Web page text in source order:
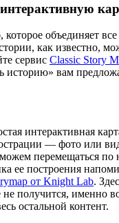
объединяет
как известно,
сервис Classic Story
историю» вам
интерактивная
— фото или
перемещаться по
ее построения
от Knight Lab.
не получится, именно
остальной контент.